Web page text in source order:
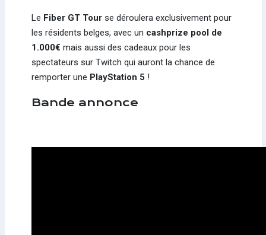
Le Fiber GT Tour se déroulera exclusivement pour
les résidents belges, avec un cashprize pool de
1.000€ mais aussi des cadeaux pour les
spectateurs sur Twitch qui auront la chance de
remporter une PlayStation 5 !
Bande annonce